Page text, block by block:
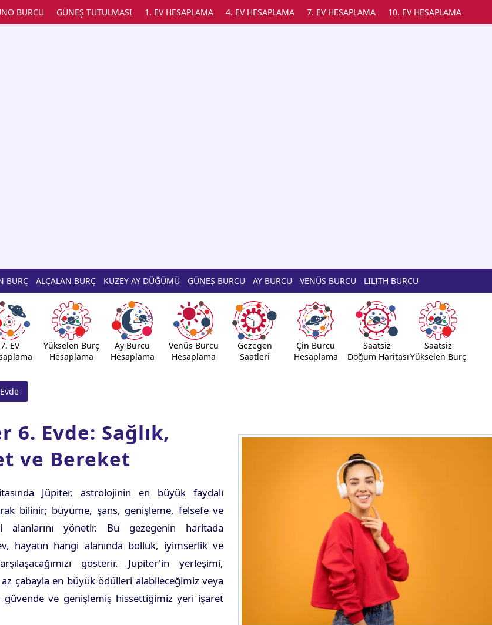
BURCU GÜNEŞ TUTULMASI 1. EV HESAPLAMA 4. EV HESAPLAMA 7. EV HESAPLAMA 10. EV HESAPLAMA
BURÇ ALÇALAN BURÇ KUZEY AY DÜĞÜMÜ GÜNEŞ BURCU AY BURCU VENÜS BURCU LILITH BURCU
7. EV
Yükselen Burç
Hesaplama
Ay Burcu
Hesaplama
Venüs Burcu
Hesaplama
Gezegen
Saatleri
Çin Burcu
Hesaplama
Saatsiz
Doğum Haritası
Saatsiz
Yükselen Burç
6. Evde: Sağlık,
ve Bereket
Jüpiter, astrolojinin en büyük faydalı
bilinir; büyüme, şans, genişleme, felsefe ve
alanlarını yönetir. Bu gezegenin haritada
hayatın hangi alanında bolluk, iyimserlik ve
gösterir. Jüpiter'in yerleşimi,
çabayla en büyük ödülleri alabileceğimiz veya
güvende ve genişlemiş hissettiğimiz yeri işaret